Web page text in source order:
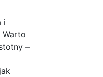
i
–